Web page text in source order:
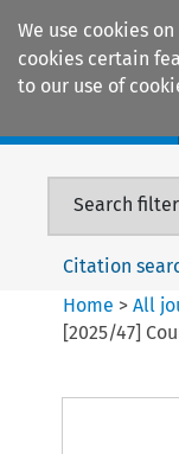
We use cookies
cookies certain
to our use of
Search
Citation
Home >All
[2025/47]